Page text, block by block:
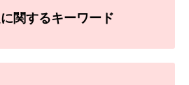
関するキーワード